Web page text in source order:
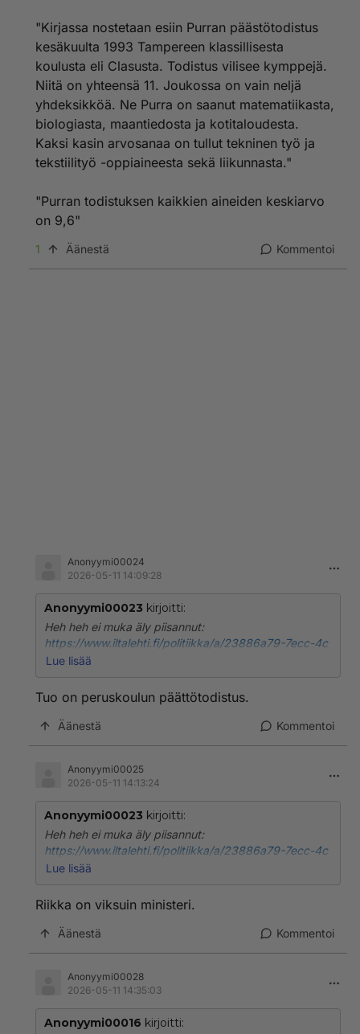
Perussuomslaisia ei nämä kumpainenkaan ois saanut
Puoluetta nimeltä Persut nousemaan mihinkään
varteenotettavaksi puolueeksi.!
"Kirjassa nostetaan esiin Purran päästötodistus
kesäkuulta 1993 Tampereen klassillisesta
koulusta eli Clasusta. Todistus vilisee kymppejä.
Niitä on yhteensä 11. Joukossa on vain neljä
yhdeksikköä. Ne Purra on saanut matematiikasta,
biologiasta, maantiedosta ja kotitaloudesta.
Kaksi kasin arvosanaa on tullut tekninen työ ja
tekstiilityö -oppiaineesta sekä liikunnasta."
"Purran todistuksen kaikkien aineiden keskiarvo
on 9,6"
1 Äänestä Kommentoi
Anonyymi00024
2026-05-11 14:09:28
Anonyymi00023 kirjoitti:
Heh heh ei muka äly piisannut:
https://www.iltalehti.fi/politiikka/a/23886a79-7ecc-4c
b1-a5f9-b8ab6107c580
"Kirjassa nostetaan esiin Purran päästötodistus
kesäkuulta 1993 Tampereen klassillisesta koulusta eli
Clasusta. Todistus vilisee kymppejä. Niitä on yhteensä
kotitaloudesta. Kaksi kasin arvosanaa on tullut
tekninen työ ja tekstiilityö -oppiaineesta sekä
"Purran todistuksen kaikkien aineiden keskiarvo on
9,6"
Lue lisää
Tuo on peruskoulun päättötodistus.
Äänestä Kommentoi
Anonyymi00025
2026-05-11 14:13:24
Anonyymi00023 kirjoitti:
Heh heh ei muka äly piisannut:
https://www.iltalehti.fi/politiikka/a/23886a79-7ecc-4c
b1-a5f9-b8ab6107c580
"Kirjassa nostetaan esiin Purran päästötodistus
Clasusta. Todistus vilisee kymppejä. Niitä on yhteensä
kotitaloudesta. Kaksi kasin arvosanaa on tullut
tekninen työ ja tekstiilityö -oppiaineesta sekä
Lue lisää
Riikka on viksuin ministeri.
Äänestä Kommentoi
Anonyymi00028
2026-05-11 14:35:03
Anonyymi00016 kirjoitti: